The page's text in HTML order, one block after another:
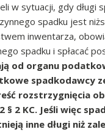
w sytuacji, gdy długi
spadku jest
inwentarza,
spadku i spłacać
od organu
spadkodawcy
rozstrzygnięcia
§ 2 KC. Jeśli więc
inne długi niż